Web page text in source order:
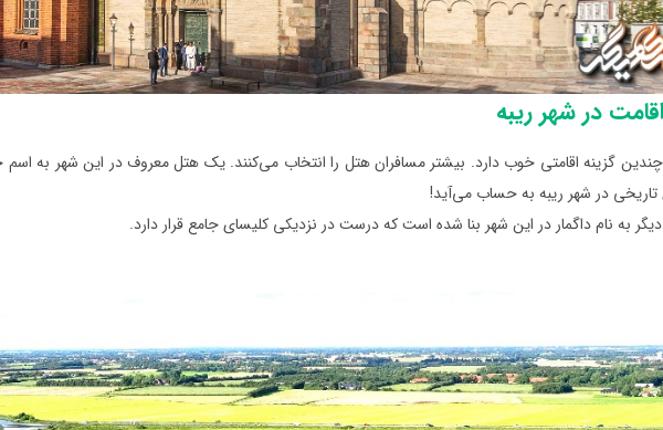
در شهر ریبه
گزینه اقامتی خوب دارد. بیشتر مسافران هتل را انتخاب می‌کنند. یک هتل معروف در این شهر به
در شهر ریبه به حساب می‌آید!
به نام داگمار در این شهر بنا شده است که درست در نزدیکی کلیسای جامع قرار دارد.